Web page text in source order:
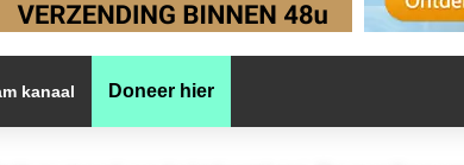
kanaal Doneer hier